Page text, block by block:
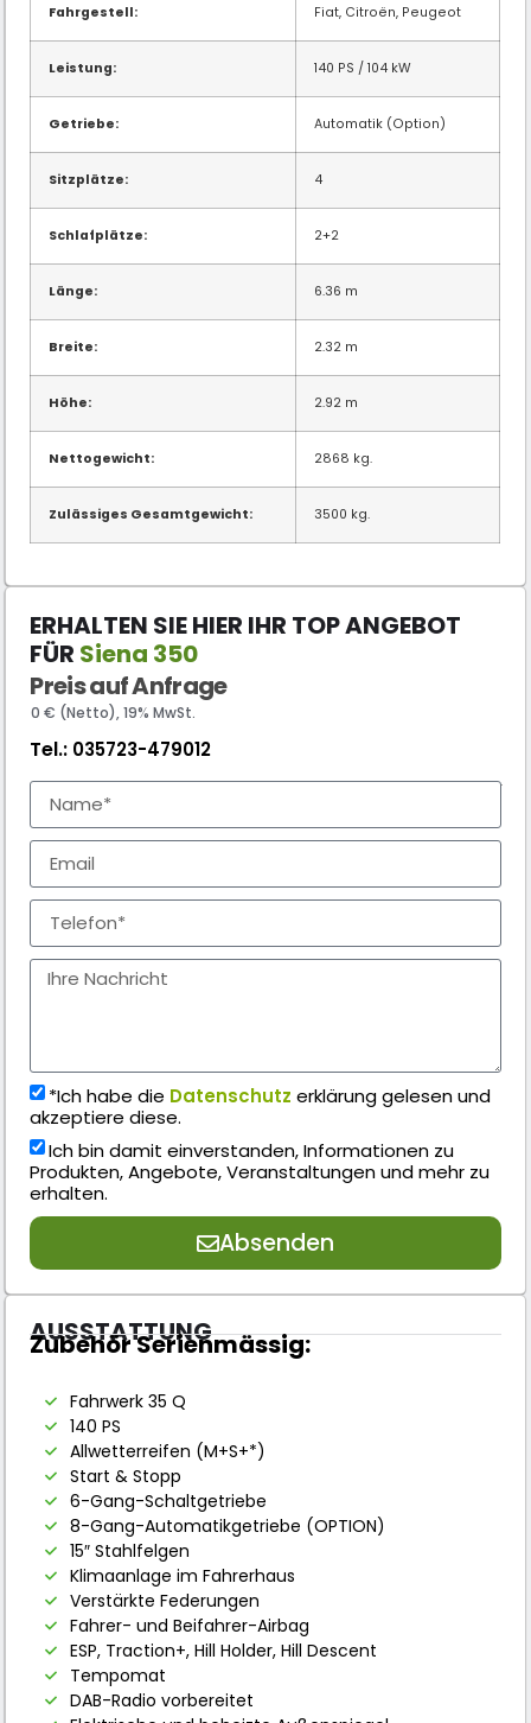
Fahrgestell: Fiat, Citroën, Peugeot
Leistung: 140 PS / 104 kW
Getriebe: Automatik (Option)
Sitzplätze: 4
Schlafplätze: 2+2
Länge: 6.36 m
Breite: 2.32 m
Höhe: 2.92 m
Nettogewicht: 2868 kg.
Zulässiges Gesamtgewicht: 3500 kg.
ERHALTEN SIE HIER IHR TOP ANGEBOT
FÜR Siena 350
Preis auf Anfrage
0 € (Netto), 19% MwSt.
Tel.: 035723-479012
*Ich habe die Datenschutz erklärung gelesen und
akzeptiere diese.
Ich bin damit einverstanden, Informationen zu
Produkten, Angebote, Veranstaltungen und mehr zu
erhalten.
Absenden
AUSSTATTUNG
Zubehör Serienmässig:
Fahrwerk 35 Q
140 PS
Allwetterreifen (M+S+*)
Start & Stopp
6-Gang-Schaltgetriebe
8-Gang-Automatikgetriebe (OPTION)
15″ Stahlfelgen
Klimaanlage im Fahrerhaus
Verstärkte Federungen
Fahrer- und Beifahrer-Airbag
ESP, Traction+, Hill Holder, Hill Descent
Tempomat
DAB-Radio vorbereitet